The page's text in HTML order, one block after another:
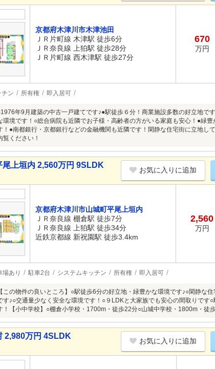
京都府木津川市木津池田
ＪＲ片町線 木津駅 徒歩6分
ＪＲ奈良線 上狛駅 徒歩28分
ＪＲ片町線 西木津駅 徒歩27分
670
万円
チン 所有権 即入居可
年9月建築の中古一戸建てです♪●駅徒歩６分！商業施設多数の好立地で
環境です！○総合病院も近隣でお子様・高齢者の方がいる家庭も安心！●緑
！●南都銀行・京都銀行などの金融機関も近隣です！閑静な住宅街に立地し
覧ください！
上垣内 2,560万円 9SLDK
お気に入りに追加
京都府木津川市山城町平尾上垣内
ＪＲ奈良線 棚倉駅 徒歩7分
ＪＲ奈良線 上狛駅 徒歩34分
近鉄京都線 新祝園駅 徒歩3.4km
2,560
万円
場あり 駐車2台 システムキッチン 所有権 即入居可
【この物件の良いところ】○駅徒歩6分の好立地・緑豊かな環境です♪○閑静な
す♪○交通量少なく安全な環境です！○９LDKと大家族でも安心の間取りで
！【小中学校】○棚倉小学校・1700m・徒歩22分○山城中学校・1800m・徒
2,980万円 4SLDK
お気に入りに追加